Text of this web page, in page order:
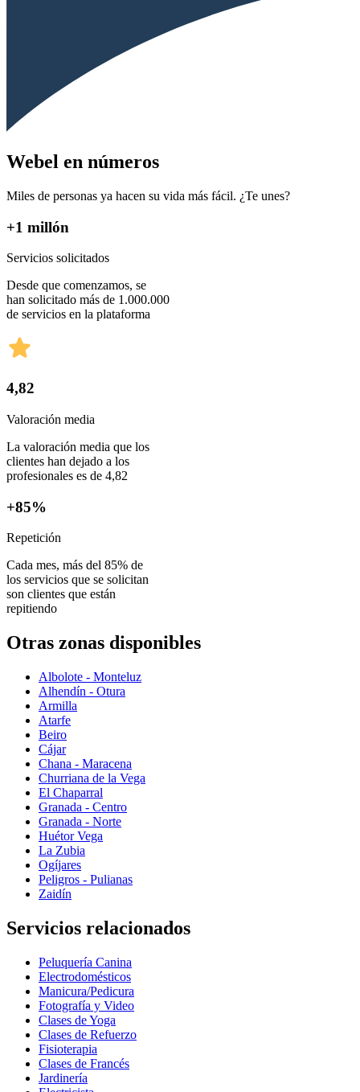
Webel en números
Miles de personas ya hacen su vida más fácil. ¿Te unes?
+1 millón
Servicios solicitados
Desde que comenzamos, se
han solicitado más de 1.000.000
de servicios en la plataforma
4,82
Valoración media
La valoración media que los
clientes han dejado a los
profesionales es de 4,82
+85%
Repetición
Cada mes, más del 85% de
los servicios que se solicitan
son clientes que están
repitiendo
Otras zonas disponibles
Albolote - Monteluz
Alhendín - Otura
Armilla
Atarfe
Beiro
Cájar
Chana - Maracena
Churriana de la Vega
El Chaparral
Granada - Centro
Granada - Norte
Huétor Vega
La Zubia
Ogíjares
Peligros - Pulianas
Zaidín
Servicios relacionados
Peluquería Canina
Electrodomésticos
Manicura/Pedicura
Fotografía y Video
Clases de Yoga
Clases de Refuerzo
Fisioterapia
Clases de Francés
Jardinería